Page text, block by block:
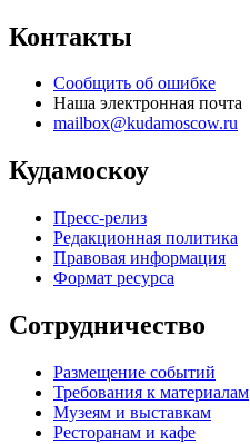
Контакты
Сообщить об ошибке
Наша электронная почта
mailbox@kudamoscow.ru
Кудамоскоу
Пресс-релиз
Редакционная политика
Правовая информация
Формат ресурса
Сотрудничество
Размещение событий
Требования к материалам
Музеям и выставкам
Ресторанам и кафе